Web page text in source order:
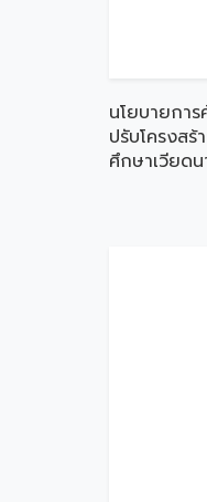
นโยบายกา
ปรับโครงส
ศึกษาเวียดน